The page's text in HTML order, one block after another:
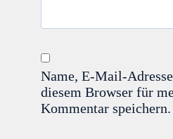
Name, E-Mail-
diesem Browser für
Kommentar speichern.